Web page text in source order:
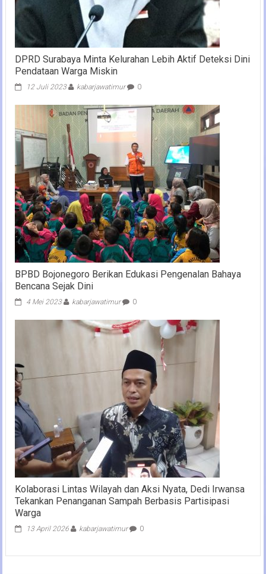
DPRD Surabaya Minta Kelurahan Lebih Aktif Deteksi Dini
Pendataan Warga Miskin
12 Juli 2023 kabarjawatimur 0
BPBD Bojonegoro Berikan Edukasi Pengenalan Bahaya
Bencana Sejak Dini
4 Mei 2023 kabarjawatimur 0
Kolaborasi Lintas Wilayah dan Aksi Nyata, Dedi Irwansa
Tekankan Penanganan Sampah Berbasis Partisipasi
Warga
13 April 2026 kabarjawatimur 0